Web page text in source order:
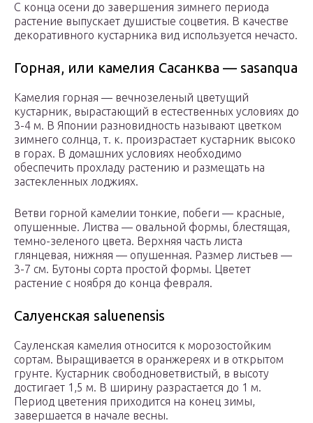
С конца осени до завершения зимнего периода
растение выпускает душистые соцветия. В качестве
декоративного кустарника вид используется нечасто.
Горная, или камелия Сасанква — sasanqua
Камелия горная — вечнозеленый цветущий
кустарник, вырастающий в естественных условиях до
3-4 м. В Японии разновидность называют цветком
зимнего солнца, т. к. произрастает кустарник высоко
в горах. В домашних условиях необходимо
обеспечить прохладу растению и размещать на
застекленных лоджиях.
Ветви горной камелии тонкие, побеги — красные,
опушенные. Листва — овальной формы, блестящая,
темно-зеленого цвета. Верхняя часть листа
глянцевая, нижняя — опушенная. Размер листьев —
3-7 см. Бутоны сорта простой формы. Цветет
растение с ноября до конца февраля.
Салуенская saluenensis
Сауленская камелия относится к морозостойким
сортам. Выращивается в оранжереях и в открытом
грунте. Кустарник свободноветвистый, в высоту
достигает 1,5 м. В ширину разрастается до 1 м.
Период цветения приходится на конец зимы,
завершается в начале весны.